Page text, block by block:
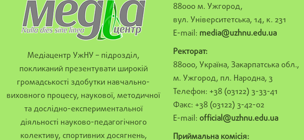
Медіацентр УжНУ – підрозділ,
покликаний презентувати широкій
громадськості здобутки навчально-
виховного процесу, наукової, методичної
та дослідно-експериментальної
діяльності науково-педагогічного
колективу, спортивних досягнень,
88000 м. Ужгород,
вул. Університетська, 14, к. 231
E-mail: media@uzhnu.edu.ua
Ректорат:
88000, Україна, Закарпатська обл.,
м. Ужгород, пл. Народна, 3
Телефон: +38 (03122) 3-33-41
Факс: +38 (03122) 3-42-02
E-mail: official@uzhnu.edu.ua
Приймальна комісія: